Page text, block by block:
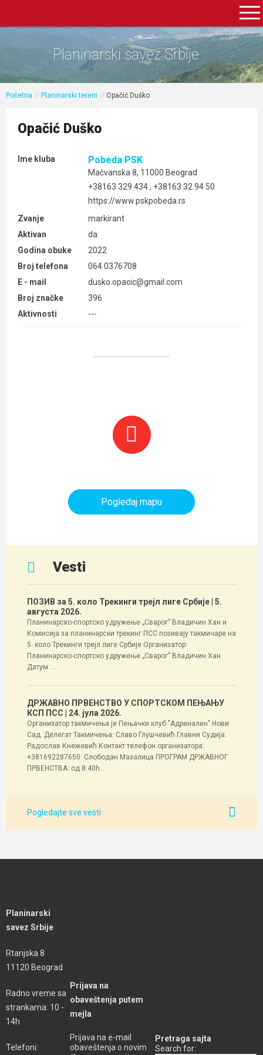
Planinarski savez Srbije
Početna // Planinarski tereni // Opačić Duško
Opačić Duško
Ime kluba Pobeda PSK
Mačvanska 8, 11000 Beograd
+38163 329 434 ; +38163 32 94 50
https://www.pskpobeda.rs
Zvanje
markirant
Aktivan
da
Godina obuke
2022
Broj telefona
064 0376708
E - mail
dusko.opacic@gmail.com
Broj značke
396
Aktivnosti
---
Pogledaj mapu
Vesti
ПОЗИВ за 5. коло Трекинги трејл лиге Србије | 5.
августа 2026.
Планинарско-спортско удружење „Сварог” Владичин Хан и
Комисија за планинарски трекинг ПСС позивају такмичаре на
5. коло Трекинги трејл лиге Србије Организатор:
Планинарско-спортско удружење „Сварог” Владичин Хан
Датум: ...
ДРЖАВНО ПРВЕНСТВО У СПОРТСКОМ ПЕЊАЊУ
КСП ПСС
| 24. јула 2026.
Организатор такмичења је Пењачки клуб "Адреналин" Нови
Сад. Делегат Такмичења: Славо Глушчевић Главни Судија:
Радослав Кнежевић Контакт телефон организатора:
+381692287650 Слободан Мазалица ПРОГРАМ ДРЖАВНОГ
ПРВЕНСТВА: од 8:40h...
Pogledajte sve vesti
Planinarski
savez Srbije
Rtanjska 8
11120 Beograd
Radno vreme sa
strankama: 10 -
14h
Telefoni:
Prijava na
obaveštenja putem
mejla
Prijava na e-mail
obaveštenja o novim
Pretraga sajta
Search for: